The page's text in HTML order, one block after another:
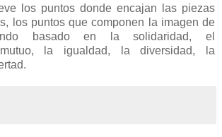
los puntos donde encajan las piezas
los puntos que componen la imagen de
basado en la solidaridad, el
mutuo, la igualdad, la diversidad, la